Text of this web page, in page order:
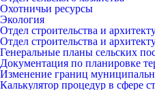
Охотничьи ресурсы
Экология
Отдел строительства и
Отдел строительства и
Генеральные планы сельских
Документация по планировке
Изменение границ
Калькулятор процедур в сфере